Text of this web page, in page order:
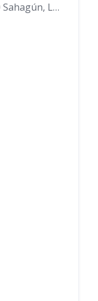
Travesía Del Arco 31, 24320 Sahagún, León, Spanien